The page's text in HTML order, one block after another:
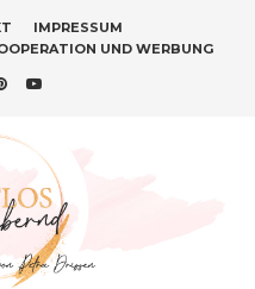
IMPRESSUM
UND WERBUNG